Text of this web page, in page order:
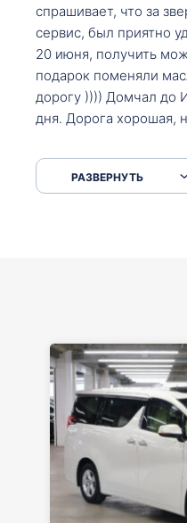
спрашивает, что за
сервис, был приятно
20 июня, получить
подарок поменяли
дорогу )))) Домчал до
дня. Дорога хорошая,
серпантинах по пути
РАЗВЕРНУТЬ